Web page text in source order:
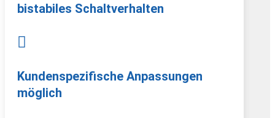
bistabiles Schaltverhalten

Kundenspezifische Anpassungen
möglich